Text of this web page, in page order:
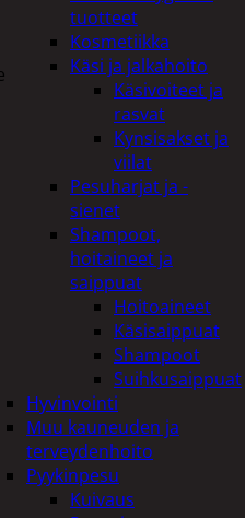
tuotteet
Kosmetiikka
Käsi ja jalkahoito
Käsivoiteet ja
rasvat
Kynsisakset ja
viilat
Pesuharjat ja -
sienet
Shampoot,
hoitaineet ja
saippuat
Hoitoaineet
Käsisaippuat
Shampoot
Suihkusaippuat
Hyvinvointi
Muu kauneuden ja
terveydenhoito
Pyykinpesu
Kuivaus